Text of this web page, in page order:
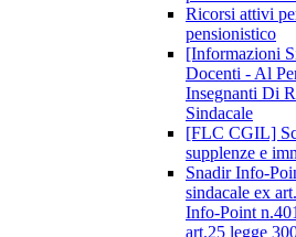
Ricorsi attivi
pensionistico
[Informazioni
Docenti - Al
Insegnanti Di
Sindacale
[FLC CGIL]
supplenze e
Snadir Info-
sindacale ex
Info-Point
art.25 legge